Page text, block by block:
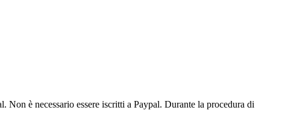
Non è necessario essere iscritti a Paypal. Durante la procedura di